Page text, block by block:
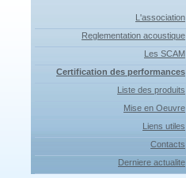
L'association
Reglementation acoustique
Les SCAM
Certification des performances
Liste des produits
Mise en Oeuvre
Liens utiles
Contacts
Derniere actualite